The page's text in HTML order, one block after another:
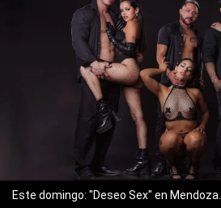
Este domingo: "Deseo Sex" en Mendoza.